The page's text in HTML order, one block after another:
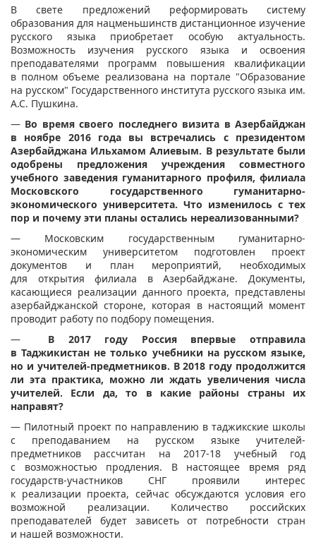
В свете предложений реформировать систему
образования для нацменьшинств дистанционное изучение
русского языка приобретает особую актуальность.
Возможность изучения русского языка и освоения
преподавателями программ повышения квалификации
в полном объеме реализована на портале "Образование
на русском" Государственного института русского языка им.
А.С. Пушкина.
— Во время своего последнего визита в Азербайджан
в ноябре 2016 года вы встречались с президентом
Азербайджана Ильхамом Алиевым. В результате были
одобрены предложения учреждения совместного
учебного заведения гуманитарного профиля, филиала
Московского государственного гуманитарно-
экономического университета. Что изменилось с тех
пор и почему эти планы остались нереализованными?
— Московским государственным гуманитарно-
экономическим университетом подготовлен проект
документов и план мероприятий, необходимых
для открытия филиала в Азербайджане. Документы,
касающиеся реализации данного проекта, представлены
азербайджанской стороне, которая в настоящий момент
проводит работу по подбору помещения.
— В 2017 году Россия впервые отправила
в Таджикистан не только учебники на русском языке,
но и учителей-предметников. В 2018 году продолжится
ли эта практика, можно ли ждать увеличения числа
учителей. Если да, то в какие районы страны их
направят?
— Пилотный проект по направлению в таджикские школы
с преподаванием на русском языке учителей-
предметников рассчитан на 2017-18 учебный год
с возможностью продления. В настоящее время ряд
государств-участников СНГ проявили интерес
к реализации проекта, сейчас обсуждаются условия его
возможной реализации. Количество российских
преподавателей будет зависеть от потребности стран
и нашей возможности.